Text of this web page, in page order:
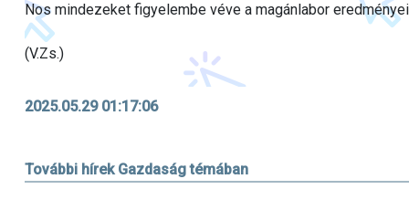
Nos mindezeket figyelembe véve a magánlabor
(V.Zs.)
2025.05.29 01:17:06
További hírek Gazdaság témában